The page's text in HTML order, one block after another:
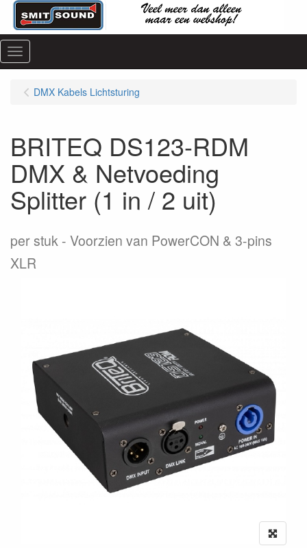
Menu
DMX Kabels Lichtsturing
BRITEQ DS123-RDM
DMX & Netvoeding
Splitter (1 in / 2 uit)
per stuk
Voorzien van PowerCON & 3-pins
XLR